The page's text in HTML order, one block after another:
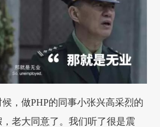
，做PHP的同事小张兴高采烈的
老大同意了。我们听了很是震